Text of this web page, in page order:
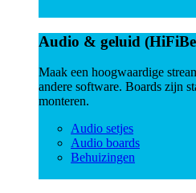
Audio & geluid
Maak een hoogwaardige
andere software. Boards zijn
monteren.
Audio setjes
Audio boards
Behuizingen